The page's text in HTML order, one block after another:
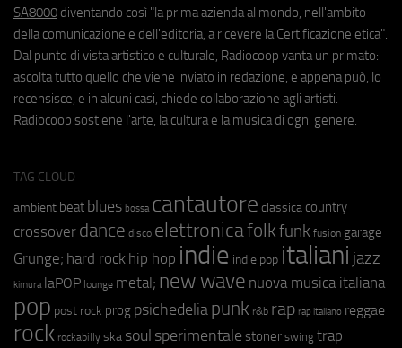
SA8000 diventando così "la prima azienda al mondo, nell'ambito
della comunicazione e dell'editoria, a ricevere la Certificazione etica".
Dal punto di vista artistico e culturale, Radiocoop vanta un primato:
ascolta tutto quello che viene inviato in redazione, e appena può, lo
recensisce, e in alcuni casi, chiede collaborazione agli artisti.
Radiocoop sostiene l'arte, la cultura e la musica di ogni genere.
TAG CLOUD
ambient beat blues bossa cantautore classica country
crossover dance disco elettronicafolkfunk fusion garage
Grunge; hard rock hip hop indie indie pop italiani jazz
kimura laPOP lounge metal; new wave nuova musica italiana
pop post rock prog psichedeliapunk r&b rap rap italiano reggae
rock rockabilly ska soul sperimentale stoner swing trap